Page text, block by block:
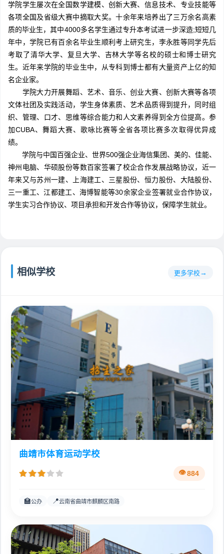
学院学生屡次在全国数学建模、创新大赛、信息技术、专业技能等
各项全国及省级大赛中摘取大奖。十余年来培养出了三万余名高素
质的毕业生，其中4000多名学生通过专升本考试进一步深造;短短几
年中，学院已有百余名毕业生顺利考上研究生，李永胜等同学先后
考取了清华大学、复旦大学、吉林大学等名校的硕士和博士研究
生。近年来学院的毕业生中，从专科到博士都有大量资产上亿的知
名企业家。
学院大力开展舞蹈、艺术、音乐、创业大赛、创新大赛等各项
文体社团及实践活动，学生身体素质、艺术品质得到提升，同时组
织、管理、口才、思维等综合能力和人文素养得到全方位提高。参
加CUBA、舞蹈大赛、歌咏比赛等全省各项比赛多次取得优异成
绩。
学院与中国百强企业、世界500强企业海信集团、美的、佳能、
神州电脑、华硕股份等数百家签署了校企合作发展战略协议，近一
年来又与苏州一建、上海建工、三星股份、恒力股份、大陆股份、
三一重工、江都建工、海博智能等30余家企业签署就业合作协议，
学生实习合作协议、项目承担和开发合作等协议，保障学生就业。
相似学校 更多学校
曲靖市体育运动学校
884
🏫公办 📍云南省曲靖市麒麟区南路